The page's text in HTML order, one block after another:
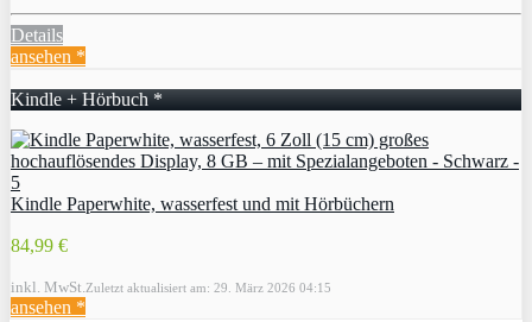
Details
ansehen *
Kindle + Hörbuch *
Kindle Paperwhite, wasserfest und mit Hörbüchern
84,99 €
inkl. MwSt. Zuletzt aktualisiert am: 29. März 2026 04:15
ansehen *